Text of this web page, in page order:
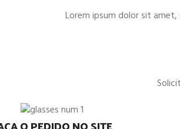
Lorem ipsum dolor sit